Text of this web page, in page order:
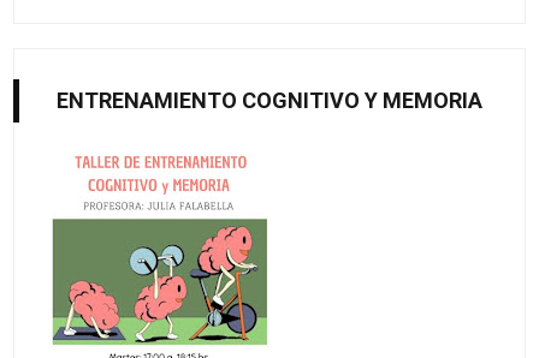
ENTRENAMIENTO COGNITIVO Y MEMORIA